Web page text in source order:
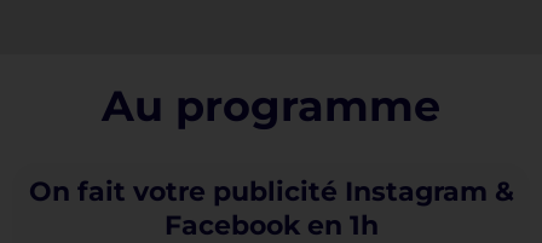
Au programme
On fait votre publicité Instagram &
Facebook en 1h